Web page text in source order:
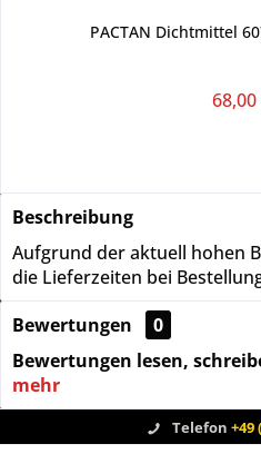
PACTAN Dichtmittel
Beschreibung
Aufgrund der aktuell hohen
die Lieferzeiten bei
Bewertungen
0
Bewertungen lesen,
mehr
Telefon +49